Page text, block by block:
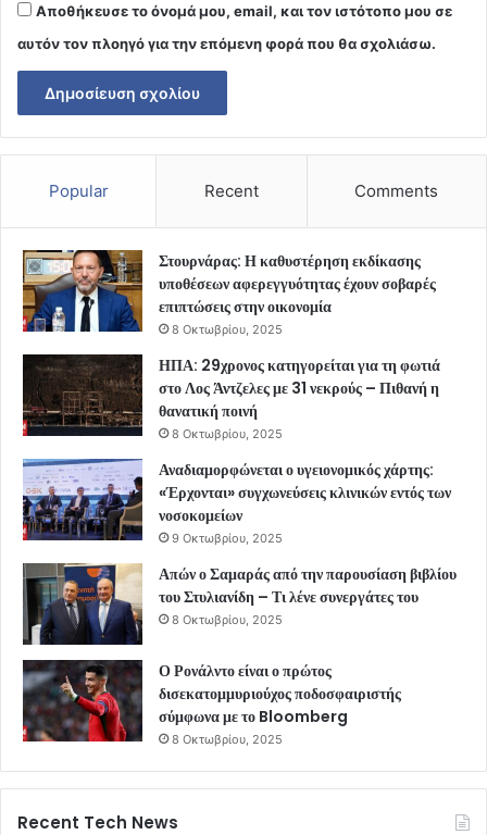
Αποθήκευσε το όνομά μου, email, και τον ιστότοπο μου σε
αυτόν τον πλοηγό για την επόμενη φορά που θα σχολιάσω.
Popular Recent Comments
Στουρνάρας: Η καθυστέρηση εκδίκασης
υποθέσεων αφερεγγυότητας έχουν σοβαρές
επιπτώσεις στην οικονομία
8 Οκτωβρίου, 2025
ΗΠΑ: 29χρονος κατηγορείται για τη φωτιά
στο Λος Άντζελες με 31 νεκρούς – Πιθανή η
θανατική ποινή
8 Οκτωβρίου, 2025
Αναδιαμορφώνεται ο υγειονομικός χάρτης:
«Έρχονται» συγχωνεύσεις κλινικών εντός των
νοσοκομείων
9 Οκτωβρίου, 2025
Απών ο Σαμαράς από την παρουσίαση βιβλίου
του Στυλιανίδη – Τι λένε συνεργάτες του
8 Οκτωβρίου, 2025
Ο Ρονάλντο είναι ο πρώτος
δισεκατομμυριούχος ποδοσφαιριστής
σύμφωνα με το Bloomberg
8 Οκτωβρίου, 2025
Recent Tech News